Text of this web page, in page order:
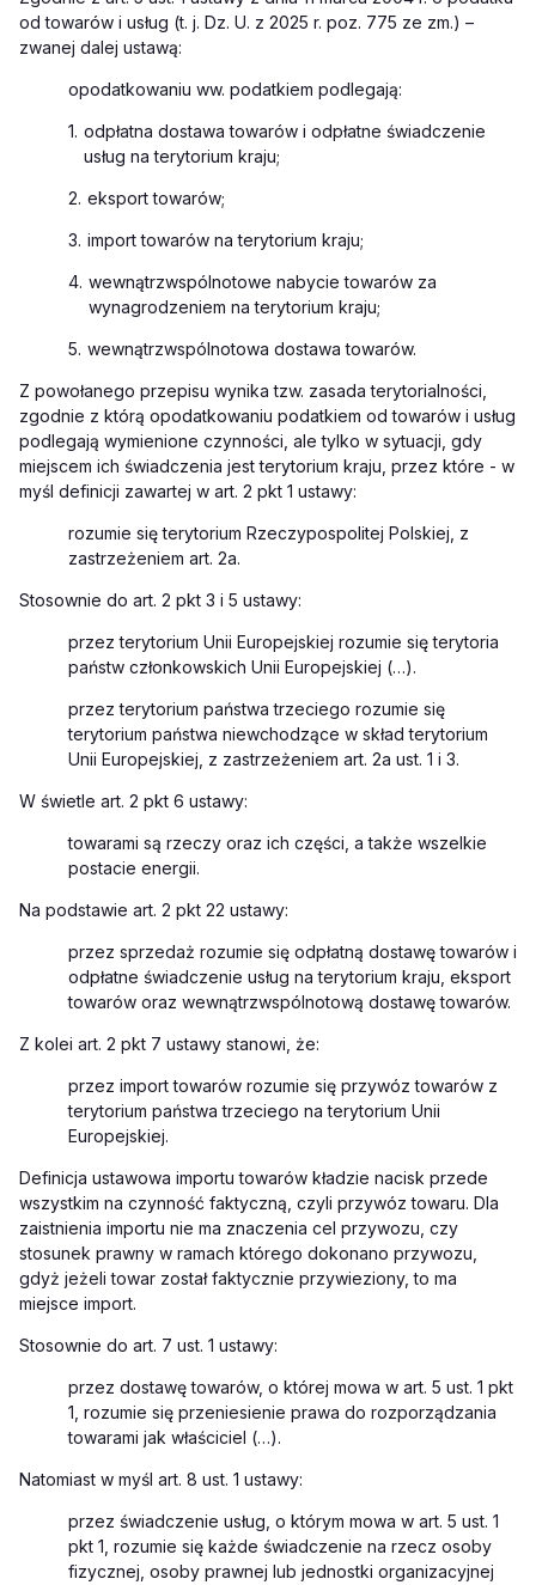
od towarów i usług (t. j. Dz. U. z 2025 r. poz. 775 ze zm.) –
zwanej dalej ustawą:
opodatkowaniu ww. podatkiem podlegają:
1. odpłatna dostawa towarów i odpłatne świadczenie
usług na terytorium kraju;
2. eksport towarów;
3. import towarów na terytorium kraju;
4. wewnątrzwspólnotowe nabycie towarów za
wynagrodzeniem na terytorium kraju;
5. wewnątrzwspólnotowa dostawa towarów.
Z powołanego przepisu wynika tzw. zasada terytorialności,
zgodnie z którą opodatkowaniu podatkiem od towarów i usług
podlegają wymienione czynności, ale tylko w sytuacji, gdy
miejscem ich świadczenia jest terytorium kraju, przez które - w
myśl definicji zawartej w art. 2 pkt 1 ustawy:
rozumie się terytorium Rzeczypospolitej Polskiej, z
zastrzeżeniem art. 2a.
Stosownie do art. 2 pkt 3 i 5 ustawy:
przez terytorium Unii Europejskiej rozumie się terytoria
państw członkowskich Unii Europejskiej (…).
przez terytorium państwa trzeciego rozumie się
terytorium państwa niewchodzące w skład terytorium
Unii Europejskiej, z zastrzeżeniem art. 2a ust. 1 i 3.
W świetle art. 2 pkt 6 ustawy:
towarami są rzeczy oraz ich części, a także wszelkie
postacie energii.
Na podstawie art. 2 pkt 22 ustawy:
przez sprzedaż rozumie się odpłatną dostawę towarów i
odpłatne świadczenie usług na terytorium kraju, eksport
towarów oraz wewnątrzwspólnotową dostawę towarów.
Z kolei art. 2 pkt 7 ustawy stanowi, że:
przez import towarów rozumie się przywóz towarów z
terytorium państwa trzeciego na terytorium Unii
Europejskiej.
Definicja ustawowa importu towarów kładzie nacisk przede
wszystkim na czynność faktyczną, czyli przywóz towaru. Dla
zaistnienia importu nie ma znaczenia cel przywozu, czy
stosunek prawny w ramach którego dokonano przywozu,
gdyż jeżeli towar został faktycznie przywieziony, to ma
miejsce import.
Stosownie do art. 7 ust. 1 ustawy:
przez dostawę towarów, o której mowa w art. 5 ust. 1 pkt
1, rozumie się przeniesienie prawa do rozporządzania
towarami jak właściciel (…).
Natomiast w myśl art. 8 ust. 1 ustawy:
przez świadczenie usług, o którym mowa w art. 5 ust. 1
pkt 1, rozumie się każde świadczenie na rzecz osoby
fizycznej, osoby prawnej lub jednostki organizacyjnej